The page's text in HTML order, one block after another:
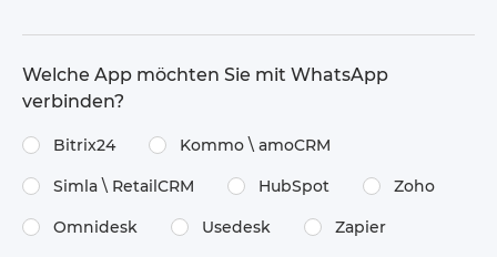
Welche App möchten Sie mit WhatsApp
verbinden?
Bitrix24 Kommo \​ amoCRM
Simla \​ RetailCRM HubSpot Zoho
Omnidesk Usedesk Zapier